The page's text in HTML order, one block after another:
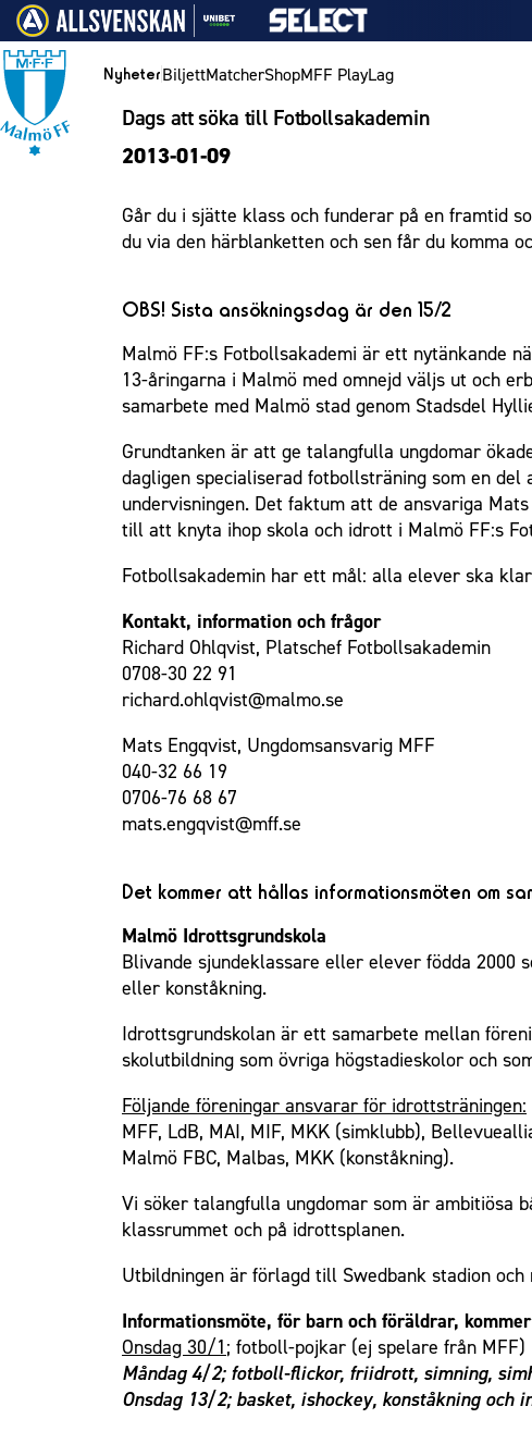
Vidare till innehållet
NyheterBiljettMatcherShopMFF PlayLag
Nyheter
Nyheter
Kalender
Biljett
Årskort herr
Mitt MFF
Lag och spelare
Lag
Herrlaget
Ledarstab
Medlemskap i Malmö FF
Årsmöte 2026
Ungdom
MFF Ungdom
Sommarfotboll
Fotbollsskolan
P17
F17
Företag
Bli företagspartner
Nätverket
Partner dam
Eleda Stadion
Eleda Stadion
Erics Bar & Restaurang
MFF-museet & rundvandringar
1910 Event
Fest & Event
Möte
Inspiration
Vanliga frågor om 1910 Event
Hållbarhet
Hållbarhet
Himmelsblå framtid – en match för miljön
Laget för alla
Grundskolefotboll mot rasismer
Skolakademier
Om Malmö FF
Om Malmö FF
Kontakt
Historik – herrlaget
Personuppgiftspolicy
Dags att söka till Fotbollsakademin
2013-01-09
Går du i sjätte klass och funderar på en framtid
du via den härblanketten och sen får du komma
OBS! Sista ansökningsdag är den 15/2
Malmö FF:s Fotbollsakademi är ett nytänkande
13-åringarna i Malmö med omnejd väljs ut och
samarbete med Malmö stad genom Stadsdel
Grundtanken är att ge talangfulla ungdomar
dagligen specialiserad fotbollsträning som en
undervisningen. Det faktum att de ansvariga
till att knyta ihop skola och idrott i Malmö FF:s
Fotbollsakademin har ett mål: alla elever ska
Kontakt, information och frågor
Richard Ohlqvist, Platschef Fotbollsakademin
0708-30 22 91
richard.ohlqvist@malmo.se
Mats Engqvist, Ungdomsansvarig MFF
040-32 66 19
0706-76 68 67
mats.engqvist@mff.se
Det kommer att hållas informationsmöten om
Malmö Idrottsgrundskola
Blivande sjundeklassare eller elever födda 2000
eller konståkning.
Idrottsgrundskolan är ett samarbete mellan
skolutbildning som övriga högstadieskolor och
Följande föreningar ansvarar för idrottsträningen:
MFF, LdB, MAI, MIF, MKK (simklubb),
Malmö FBC, Malbas, MKK (konståkning).
Vi söker talangfulla ungdomar som är ambitiösa
klassrummet och på idrottsplanen.
Utbildningen är förlagd till Swedbank stadion och
Informationsmöte, för barn och föräldrar,
Onsdag 30/1; fotboll-pojkar (ej spelare från MFF)
Måndag 4/2; fotboll-flickor, friidrott, simning,
Onsdag 13/2; basket, ishockey, konståkning och